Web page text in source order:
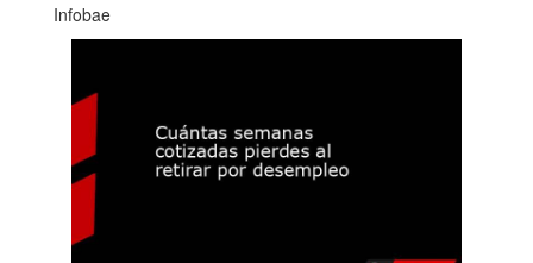
Infobae